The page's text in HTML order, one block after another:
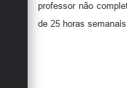
professor não
de 25 horas